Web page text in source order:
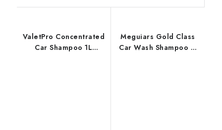
ValetPro Concentrated
Car Shampoo 1L
Meguiars Gold Class
Car Wash Shampoo &